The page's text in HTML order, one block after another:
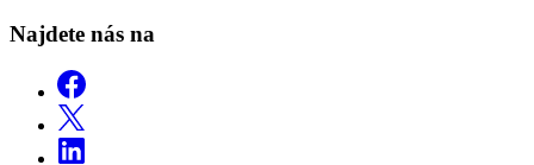
Najdete nás na